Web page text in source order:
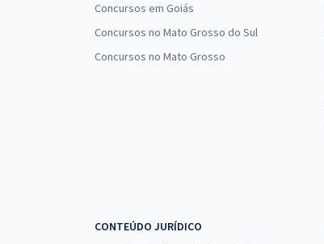
Concursos em Goiás
Concursos no Mato Grosso do Sul
Concursos no Mato Grosso
CONTEÚDO JURÍDICO